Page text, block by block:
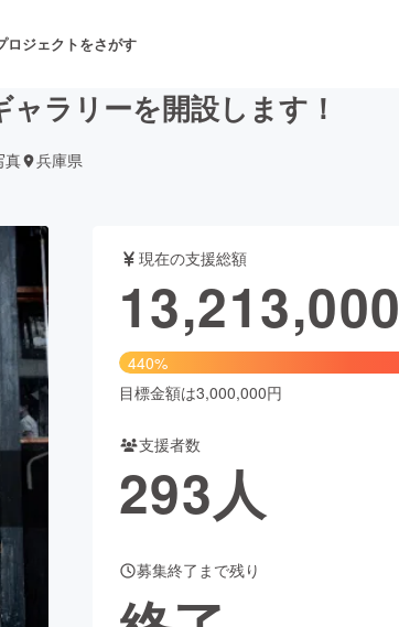
ロジェクトをさがす
舞台・パフォーマンス
フード・飲食店 ファッション
アニメ・漫画
ビューティー・ヘルスケア
Creation
コミュニティ
ャラリーを開設します！
真 兵庫県
現在の支援総額
13,213,000
440%
目標金額は3,000,000円
支援者数
293人
募集終了まで残り